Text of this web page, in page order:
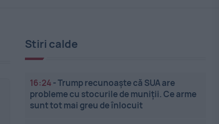
Stiri calde
16:24-Trump recunoaște că SUA are
probleme cu stocurile de muniții. Ce arme
sunt tot mai greu de înlocuit